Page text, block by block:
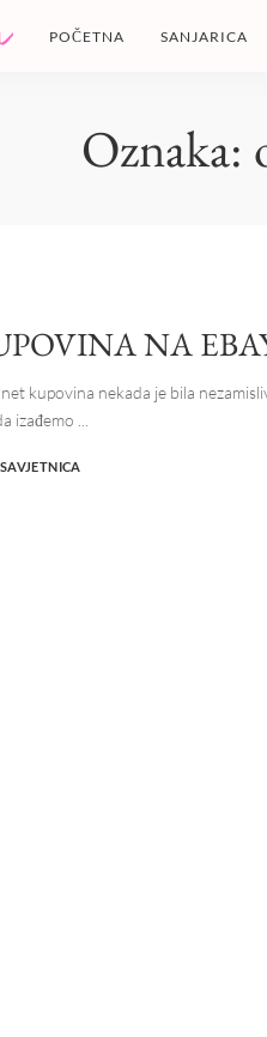
POČETNA SANJARICA
Oznaka:
NA
kupovina nekada je bila
izađemo
SAVJETNICA